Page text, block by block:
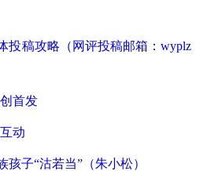
投稿攻略（网评投稿邮箱：wyplz
首发
动
子“沽若当”（朱小松）